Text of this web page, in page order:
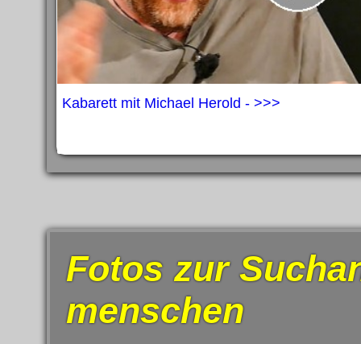
Kabarett mit Michael Herold - >>>
Fotos zur
menschen